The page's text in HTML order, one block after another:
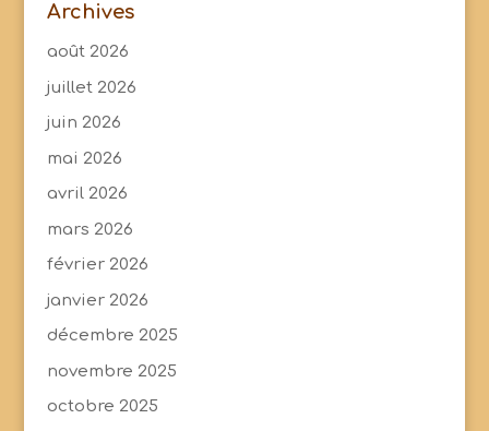
Archives
août 2026
juillet 2026
juin 2026
mai 2026
avril 2026
mars 2026
février 2026
janvier 2026
décembre 2025
novembre 2025
octobre 2025